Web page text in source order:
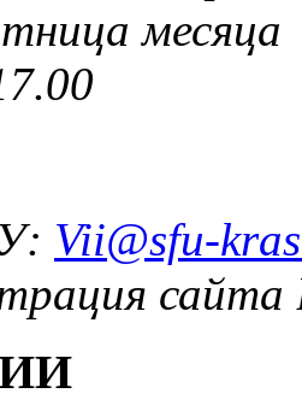
месяца
Vii@sfu-